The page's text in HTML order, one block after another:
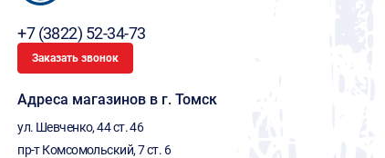
+7 (3822) 52-34-73
Заказать звонок
Адреса магазинов в г. Томск
ул. Шевченко, 44 ст. 46
пр-т Комсомольский, 7 ст. 6